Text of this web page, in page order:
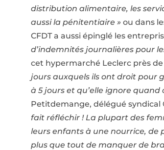
distribution alimentaire, les
aussi la pénitentiaire »ou dans
CFDT a aussi épinglé les
d’indemnités journalières pour
cet hypermarché Leclerc près
jours auxquels ils ont droit pour
à 5 jours et qu’elle ignore
Petitdemange, délégué syndical
fait réfléchir ! La plupart des
leurs enfants à une nourrice, de
plus que tout de manquer de